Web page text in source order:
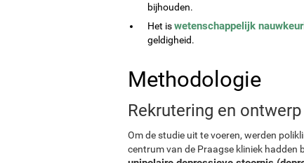
bijhouden.
Het iswetenschappelijk
geldigheid.
Methodologie
Rekrutering en ontwerp
Om de studie uit te voeren, werden
centrum van de Praagse kliniek hadden